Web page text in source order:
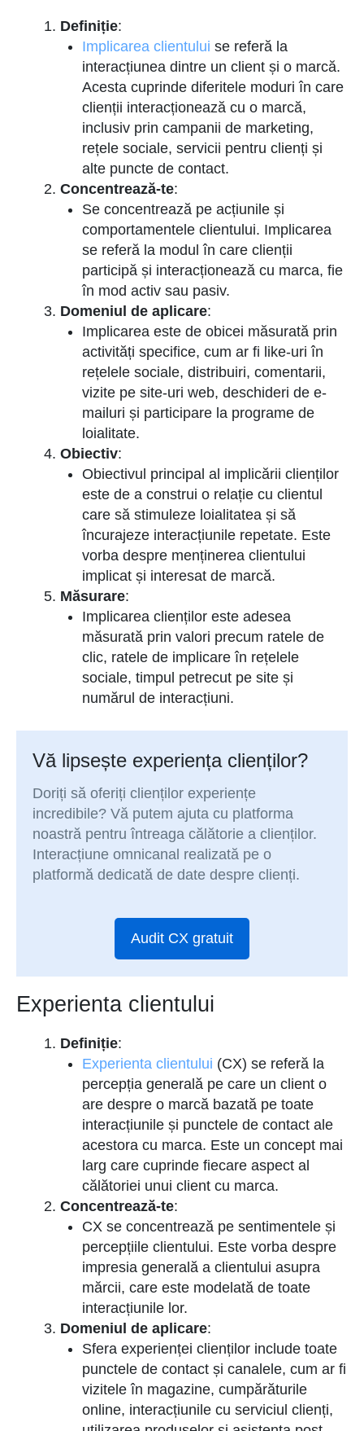
Definiție:
Implicarea clientului se referă la
interacțiunea dintre un client și o marcă.
Acesta cuprinde diferitele moduri în care
clienții interacționează cu o marcă,
inclusiv prin campanii de marketing,
rețele sociale, servicii pentru clienți și
alte puncte de contact.
Concentrează-te:
Se concentrează pe acțiunile și
comportamentele clientului. Implicarea
se referă la modul în care clienții
participă și interacționează cu marca, fie
în mod activ sau pasiv.
Domeniul de aplicare:
Implicarea este de obicei măsurată prin
activități specifice, cum ar fi like-uri în
rețelele sociale, distribuiri, comentarii,
vizite pe site-uri web, deschideri de e-
mailuri și participare la programe de
loialitate.
Obiectiv:
Obiectivul principal al implicării clienților
este de a construi o relație cu clientul
care să stimuleze loialitatea și să
încurajeze interacțiunile repetate. Este
vorba despre menținerea clientului
implicat și interesat de marcă.
Măsurare:
Implicarea clienților este adesea
măsurată prin valori precum ratele de
clic, ratele de implicare în rețelele
sociale, timpul petrecut pe site și
numărul de interacțiuni.
Vă lipsește experiența clienților?
Doriți să oferiți clienților experiențe
incredibile? Vă putem ajuta cu platforma
noastră pentru întreaga călătorie a clienților.
Interacțiune omnicanal realizată pe o
platformă dedicată de date despre clienți.
Audit CX gratuit
Experienta clientului
Definiție:
Experienta clientului (CX) se referă la
percepția generală pe care un client o
are despre o marcă bazată pe toate
interacțiunile și punctele de contact ale
acestora cu marca. Este un concept mai
larg care cuprinde fiecare aspect al
călătoriei unui client cu marca.
Concentrează-te:
CX se concentrează pe sentimentele și
percepțiile clientului. Este vorba despre
impresia generală a clientului asupra
mărcii, care este modelată de toate
interacțiunile lor.
Domeniul de aplicare:
Sfera experienței clienților include toate
punctele de contact și canalele, cum ar fi
vizitele în magazine, cumpărăturile
online, interacțiunile cu serviciul clienți,